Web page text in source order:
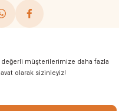
değerli müşterilerimize daha fazla
olarak sizinleyiz!